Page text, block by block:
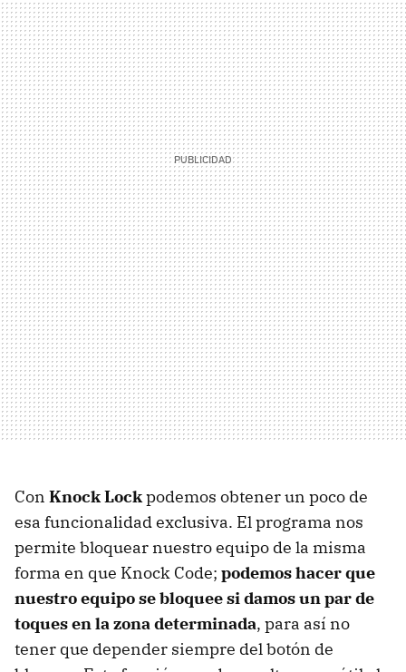
Con Knock Lockpodemos obtener un poco de
esa funcionalidad exclusiva. El programa nos
permite bloquear nuestro equipo de la misma
forma en que Knock Code; podemos hacer que
nuestro equipo se bloquee si damos un par de
toques en la zona determinada, para así no
tener que depender siempre del botón de